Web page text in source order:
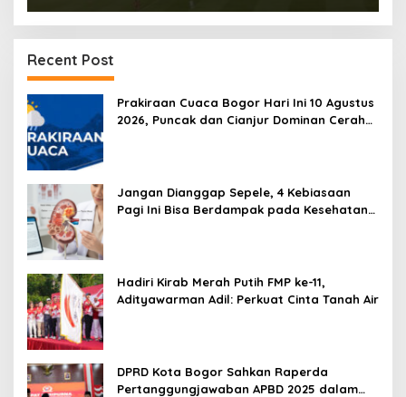
Recent Post
Prakiraan Cuaca Bogor Hari Ini 10 Agustus
2026, Puncak dan Cianjur Dominan Cerah
Jangan Dianggap Sepele, 4 Kebiasaan
Pagi Ini Bisa Berdampak pada Kesehatan
Hadiri Kirab Merah Putih FMP ke-11,
Adityawarman Adil: Perkuat Cinta Tanah Air
DPRD Kota Bogor Sahkan Raperda
Pertanggungjawaban APBD 2025 dalam